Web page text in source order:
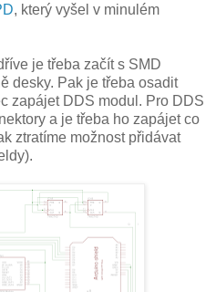
, který vyšel v minulém
je třeba začít s SMD
desky. Pak je třeba osadit
zapájet DDS modul. Pro DDS
a je třeba ho zapájet co
ztratíme možnost přidávat